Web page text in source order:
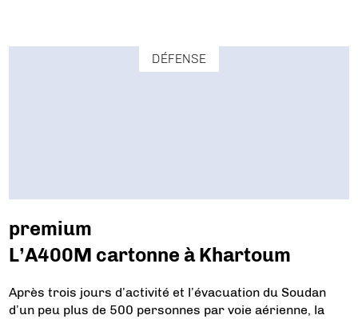
DÉFENSE
premium
L’A400M cartonne à Khartoum
Après trois jours d’activité et l’évacuation du Soudan
d’un peu plus de 500 personnes par voie aérienne, la